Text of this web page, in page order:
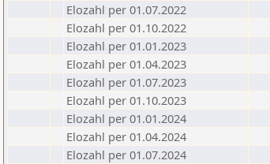
Elozahl per 01.07.2022
Elozahl per 01.10.2022
Elozahl per 01.01.2023
Elozahl per 01.04.2023
Elozahl per 01.07.2023
Elozahl per 01.10.2023
Elozahl per 01.01.2024
Elozahl per 01.04.2024
Elozahl per 01.07.2024